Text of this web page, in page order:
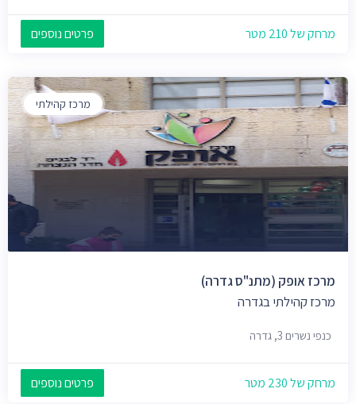
מרחק של 210 מטר פרטים נוספים
מרכז קהילתי
מרכז אופק (מתנ"ס גדרה)
מרכז קהילתי בגדרה
כנפי נשרים 3, גדרה
מרחק של 230 מטר פרטים נוספים